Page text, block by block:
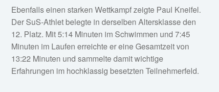
Ebenfalls einen starken Wettkampf zeigte Paul Kneifel.
Der SuS-Athlet belegte in derselben Altersklasse den
12. Platz. Mit 5:14 Minuten im Schwimmen und 7:45
Minuten im Laufen erreichte er eine Gesamtzeit von
13:22 Minuten und sammelte damit wichtige
Erfahrungen im hochklassig besetzten Teilnehmerfeld.